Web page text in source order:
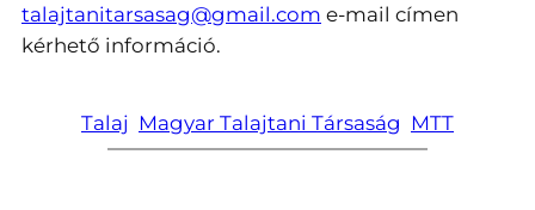
talajtanitarsasag@gmail.com e-mail címen
kérhető információ.
Talaj Magyar Talajtani Társaság MTT